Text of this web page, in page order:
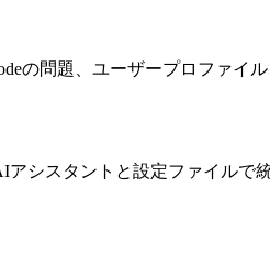
の問題、ユーザープロファイ
アシスタントと設定ファイル